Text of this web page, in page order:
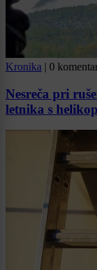
Kronika | 0
Nesreča pri
letnika s